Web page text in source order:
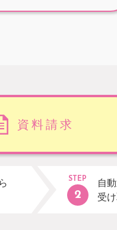
資料請求
STEP
自
受